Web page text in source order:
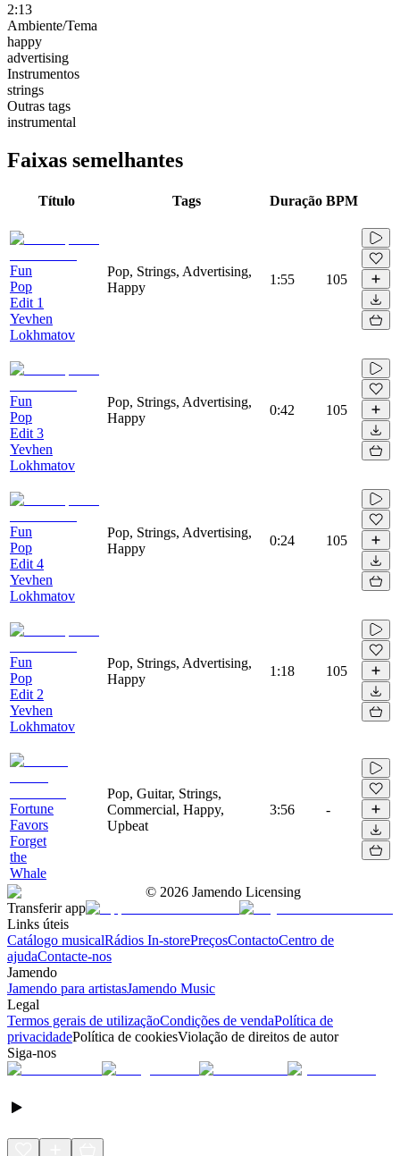
2:13
Ambiente/Tema
happy
advertising
Instrumentos
strings
Outras tags
instrumental
Faixas semelhantes
Título Tags Duração BPM
Fun
Pop
Edit 1
Yevhen
Lokhmatov
Pop, Strings, Advertising,
Happy
1:55 105
Fun
Pop
Edit 3
Yevhen
Lokhmatov
Pop, Strings, Advertising,
Happy
0:42 105
Fun
Pop
Edit 4
Yevhen
Lokhmatov
Pop, Strings, Advertising,
Happy
0:24 105
Fun
Pop
Edit 2
Yevhen
Lokhmatov
Pop, Strings, Advertising,
Happy
1:18 105
Fortune
Favors
Forget
the
Whale
Pop, Guitar, Strings,
Commercial, Happy,
Upbeat
3:56 -
© 2026 Jamendo Licensing
Transferir app
Links úteis
Catálogo musicalRádios In-storePreçosContactoCentro de
ajudaContacte-nos
Jamendo
Jamendo para artistasJamendo Music
Legal
Termos gerais de utilizaçãoCondições de vendaPolítica de
privacidadePolítica de cookiesViolação de direitos de autor
Siga-nos